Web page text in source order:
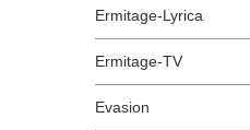
Ermitage-Lyrica
Ermitage-TV
Evasion